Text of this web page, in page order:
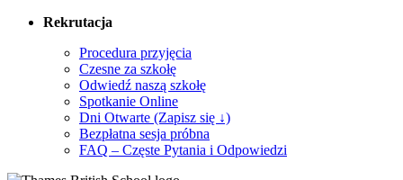
Rekrutacja
Procedura przyjęcia
Czesne za szkołę
Odwiedź naszą szkołę
Spotkanie Online
Dni Otwarte (Zapisz się ↓)
Bezpłatna sesja próbna
FAQ – Częste Pytania i Odpowiedzi